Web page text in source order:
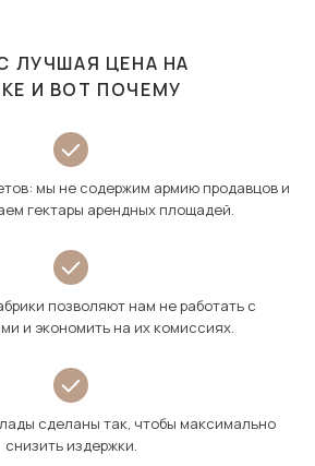
ЛУЧШАЯ ЦЕНА НА
И ВОТ ПОЧЕМУ
мы не содержим армию продавцов и
гектары арендных площадей.
позволяют нам не работать с
и экономить на их комиссиях.
сделаны так, чтобы максимально
снизить издержки.